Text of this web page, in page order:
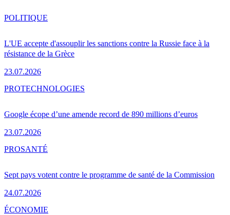
L'UE accepte d'assouplir les sanctions contre la Russie face à la
résistance de la Grèce
23.07.2026
POLITIQUE
Google écope d’une amende record de 890 millions d’euros
23.07.2026
PROTECHNOLOGIES
Sept pays votent contre le programme de santé de la Commission
24.07.2026
PROSANTÉ
ÉCONOMIE